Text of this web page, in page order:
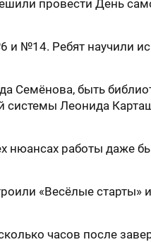
провести День
№14. Ребят научили
быть
Леонида
нюансах работы даже
«Весёлые старты»
часов после